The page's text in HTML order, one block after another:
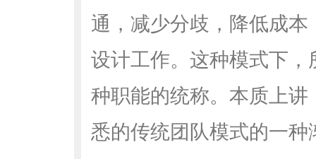
通，减少分歧，降低成
设计工作。这种模式下，
种职能的统称。本质上
悉的传统团队模式的一